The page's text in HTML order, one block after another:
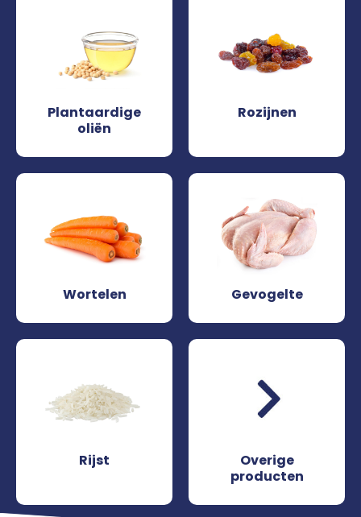
Plantaardige
oliën
Rozijnen
Wortelen Gevogelte
Rijst
Overige
producten